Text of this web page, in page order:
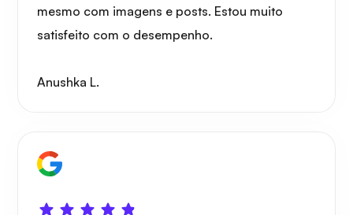
mesmo com imagens e posts. Estou muito
satisfeito com o desempenho.
Anushka L.